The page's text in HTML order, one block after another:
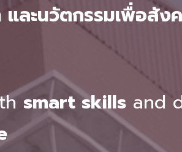
ละนวัตกรรมเพื่อสั
smart skills and